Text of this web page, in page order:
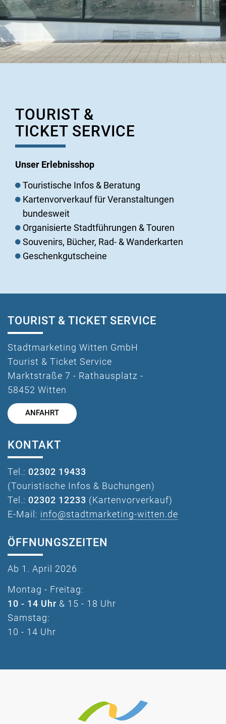
TOURIST &
TICKET SERVICE
Unser Erlebnisshop
Touristische Infos & Beratung
Kartenvorverkauf für Veranstaltungen
bundesweit
Organisierte Stadtführungen & Touren
Souvenirs, Bücher, Rad- & Wanderkarten
Geschenkgutscheine
TOURIST & TICKET SERVICE
Stadtmarketing Witten GmbH
Tourist & Ticket Service
Marktstraße 7 - Rathausplatz -
58452 Witten
ANFAHRT
KONTAKT
Tel.: 02302 19433
(Touristische Infos & Buchungen)
Tel.: 02302 12233 (Kartenvorverkauf)
E-Mail: info@stadtmarketing-witten.de
ÖFFNUNGSZEITEN
Ab 1. April 2026
Montag - Freitag:
10 - 14 Uhr & 15 - 18 Uhr
Samstag:
10 - 14 Uhr